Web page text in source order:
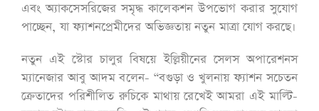
এবং অ্যাকসেসরিজের সমৃদ্ধ কালেকশন উপভোগ করার সুযোগ
পাচ্ছেন, যা ফ্যাশনপ্রেমীদের অভিজ্ঞতায় নতুন মাত্রা যোগ করছে।
নতুন এই স্টোর চালুর বিষয়ে ইল্লিয়ীনের সেলস অপারেশনস
ম্যানেজার আবু আদম বলেন- “বগুড়া ও খুলনায় ফ্যাশন সচেতন
ক্রেতাদের পরিশীলিত রুচিকে মাথায় রেখেই আমরা এই মাল্টি-